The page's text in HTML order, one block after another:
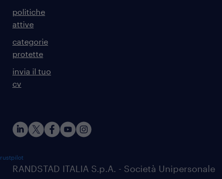
politiche
attive
categorie
protette
invia il tuo
cv
RANDSTAD ITALIA S.p.A. - Società Unipersonale